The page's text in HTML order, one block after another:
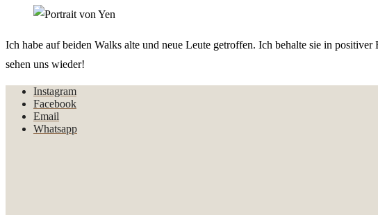
Ich habe auf beiden Walks alte und neue Leute getroffen. Ich behalte sie in
sehen uns wieder!
Instagram
Facebook
Email
Whatsapp